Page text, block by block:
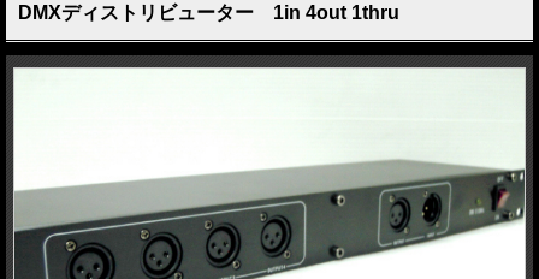
DMXディストリビューター 1in 4out 1thru